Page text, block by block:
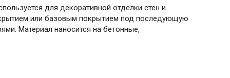
для декоративной отделки стен и
или базовым покрытием под последующую
Материал наносится на бетонные,